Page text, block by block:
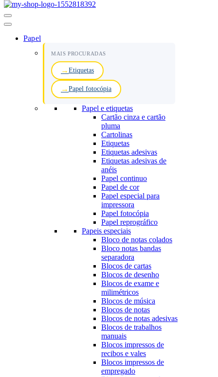
Menu
de
Papel
MAIS PROCURADAS
Etiquetas
Papel fotocópia
Papel e etiquetas
Cartão cinza e cartão
pluma
Cartolinas
Etiquetas
Etiquetas adesivas
Etiquetas adesivas de
anéis
Papel continuo
Papel de cor
Papel especial para
impressora
Papel fotocópia
Papel reprográfico
Papeis especiais
Bloco de notas colados
Bloco notas bandas
separadora
Blocos de cartas
Blocos de desenho
Blocos de exame e
milimétricos
Blocos de música
Blocos de notas
Blocos de notas adesivas
Blocos de trabalhos
manuais
Blocos impressos de
recibos e vales
Blocos impressos de
empregado